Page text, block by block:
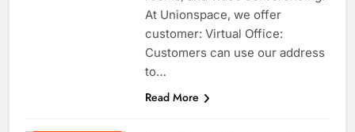
rooms, and video conferencing.
At Unionspace, we offer
customer: Virtual Office:
Customers can use our address